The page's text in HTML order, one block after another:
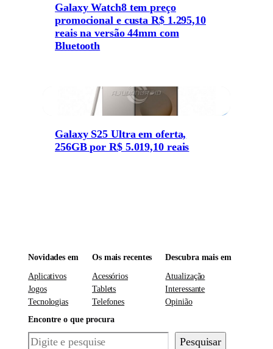
Galaxy Watch8 tem preço
promocional e custa R$ 1.295,10
reais na versão 44mm com
Bluetooth
Galaxy S25 Ultra em oferta,
256GB por R$ 5.019,10 reais
Novidades em
Aplicativos
Jogos
Tecnologias
Os mais recentes
Acessórios
Tablets
Telefones
Descubra mais em
Atualização
Interessante
Opinião
Encontre o que procura
Pesquisar Pesquisar